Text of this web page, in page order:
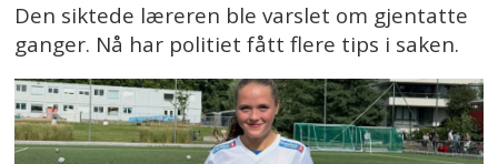
Den siktede læreren ble varslet om gjentatte
ganger. Nå har politiet fått flere tips i saken.